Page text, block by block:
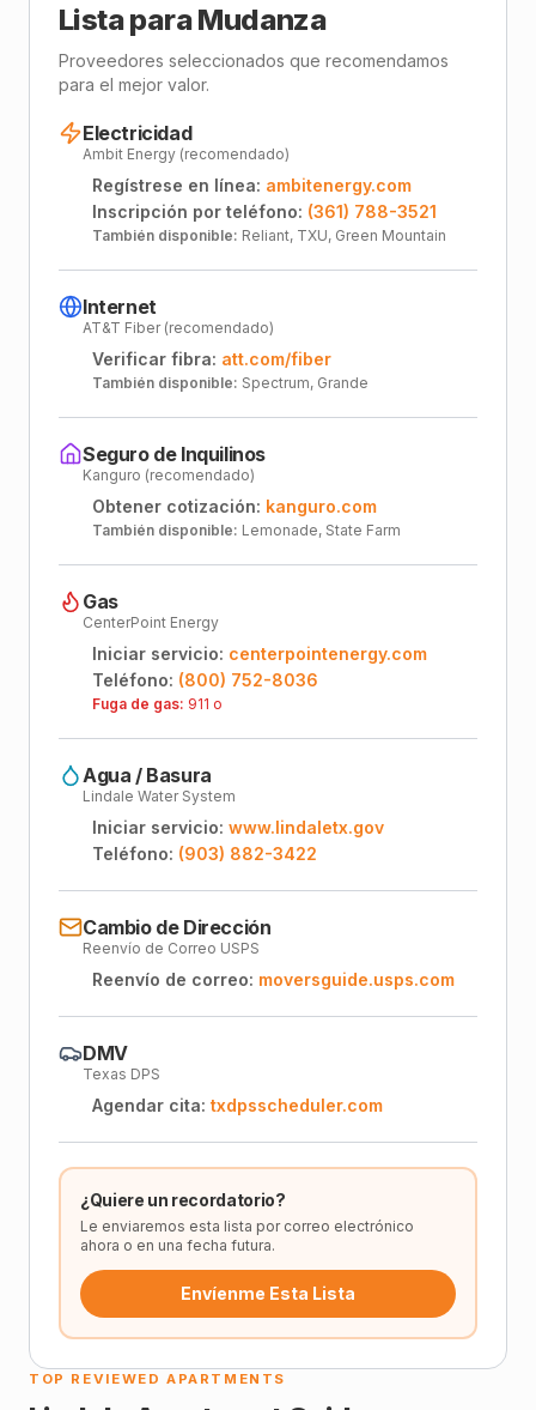
Lista para Mudanza
Proveedores seleccionados que recomendamos
para el mejor valor.
Electricidad
Ambit Energy (recomendado)
Regístrese en línea: ambitenergy.com
Inscripción por teléfono: (361) 788-3521
También disponible: Reliant, TXU, Green Mountain
Internet
AT&T Fiber (recomendado)
Verificar fibra: att.com/fiber
También disponible: Spectrum, Grande
Seguro de Inquilinos
Kanguro (recomendado)
Obtener cotización: kanguro.com
También disponible: Lemonade, State Farm
Gas
CenterPoint Energy
Iniciar servicio: centerpointenergy.com
Teléfono: (800) 752-8036
Fuga de gas: 911 o
Agua / Basura
Lindale Water System
Iniciar servicio: www.lindaletx.gov
Teléfono: (903) 882-3422
Cambio de Dirección
Reenvío de Correo USPS
Reenvío de correo: moversguide.usps.com
DMV
Texas DPS
Agendar cita: txdpsscheduler.com
¿Quiere un recordatorio?
Le enviaremos esta lista por correo electrónico
ahora o en una fecha futura.
Envíenme Esta Lista
TOP REVIEWED APARTMENTS